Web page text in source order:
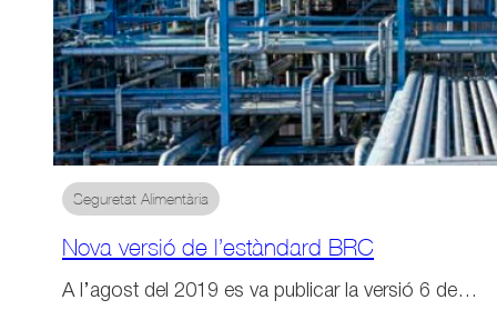
Seguretat Alimentària
Nova versió de l’estàndard BRC
A l’agost del 2019 es va publicar la versió 6 de…